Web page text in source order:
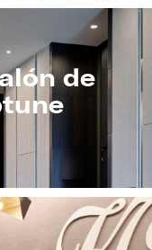
de